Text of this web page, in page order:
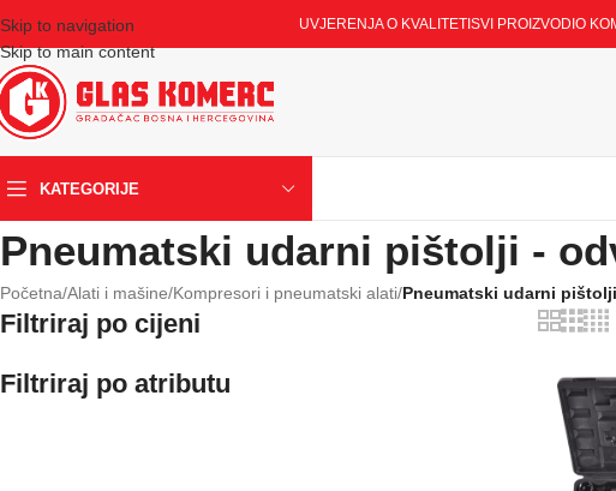
Skip to navigation
Skip to main content
UVJERENJA O KVALITETI SVI PROIZVODI O
KATEGORIJE
Pneumatski udarni pištolji -
Početna/Alati i mašine/Kompresori i pneumatski alati/Pneumatski udarni
Filtriraj po cijeni
Filtriraj po atributu